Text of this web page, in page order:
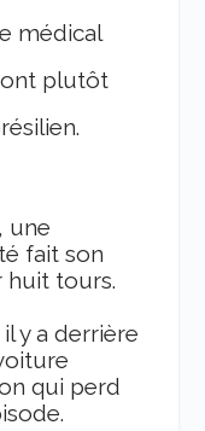
médical
plutôt
une
fait son
huit tours.
y a derrière
qui perd